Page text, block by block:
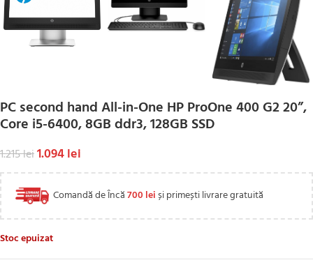
PC second hand All-in-One HP ProOne 400 G2 20”,
Core i5-6400, 8GB ddr3, 128GB SSD
1.215lei1.094lei
Comandă de Încă700 leiși primești livrare gratuită
Stoc epuizat